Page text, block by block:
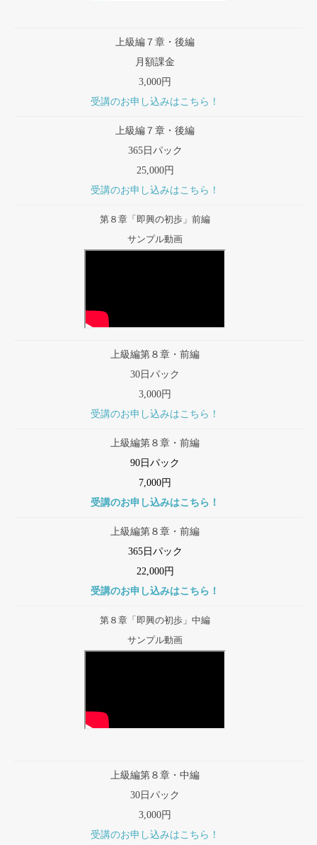
上級編７章・後編
月額課金
3,000円
受講のお申し込みはこちら！
上級編７章・後編
365日パック
25,000円
受講のお申し込みはこちら！
第８章「即興の初歩」前編
サンプル動画
上級編第８章・前編
30日パック
3,000円
受講のお申し込みはこちら！
上級編第８章・前編
90日パック
7,000円
受講のお申し込みはこちら！
上級編第８章・前編
365日パック
22,000円
受講のお申し込みはこちら！
第８章「即興の初歩」中編
サンプル動画
上級編第８章・中編
30日パック
3,000円
受講のお申し込みはこちら！